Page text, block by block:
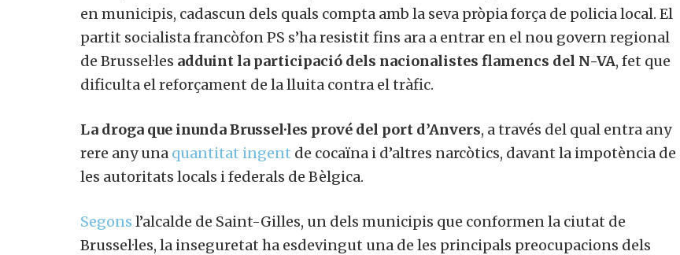
en municipis, cadascun dels quals compta amb la seva pròpia força de policia local. El
partit socialista francòfon PS s’ha resistit fins ara a entrar en el nou govern regional
de Brussel·les adduint la participació dels nacionalistes flamencs del N-VA, fet que
dificulta el reforçament de la lluita contra el tràfic.
La droga que inunda Brussel·les prové del port d’Anvers, a través del qual entra any
rere any una quantitat ingent de cocaïna i d’altres narcòtics, davant la impotència de
les autoritats locals i federals de Bèlgica.
Segons l’alcalde de Saint-Gilles, un dels municipis que conformen la ciutat de
Brussel·les, la inseguretat ha esdevingut una de les principals preocupacions dels